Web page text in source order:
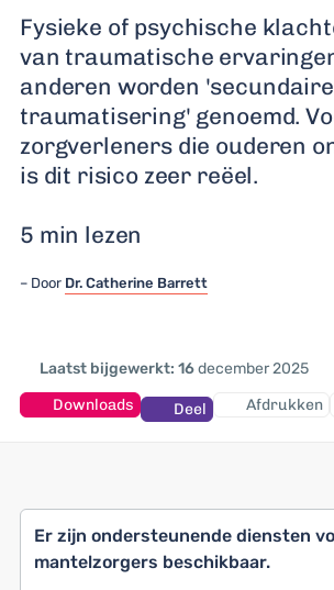
Fysieke of psychische
van traumatische
anderen worden 'secundaire
traumatisering' genoemd.
zorgverleners die ouderen
is dit risico zeer reëel.
5 min lezen
Door Dr. Catherine Barrett
Laatst bijgewerkt: 16december 2025
Downloads
Deel Afdrukken
Er zijn ondersteunende diensten
mantelzorgers beschikbaar.